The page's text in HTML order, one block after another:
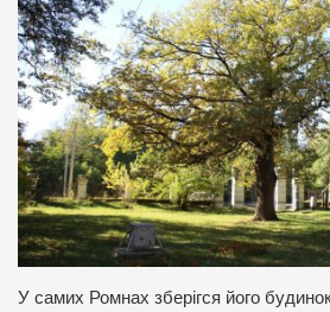
У самих Ромнах зберігся його